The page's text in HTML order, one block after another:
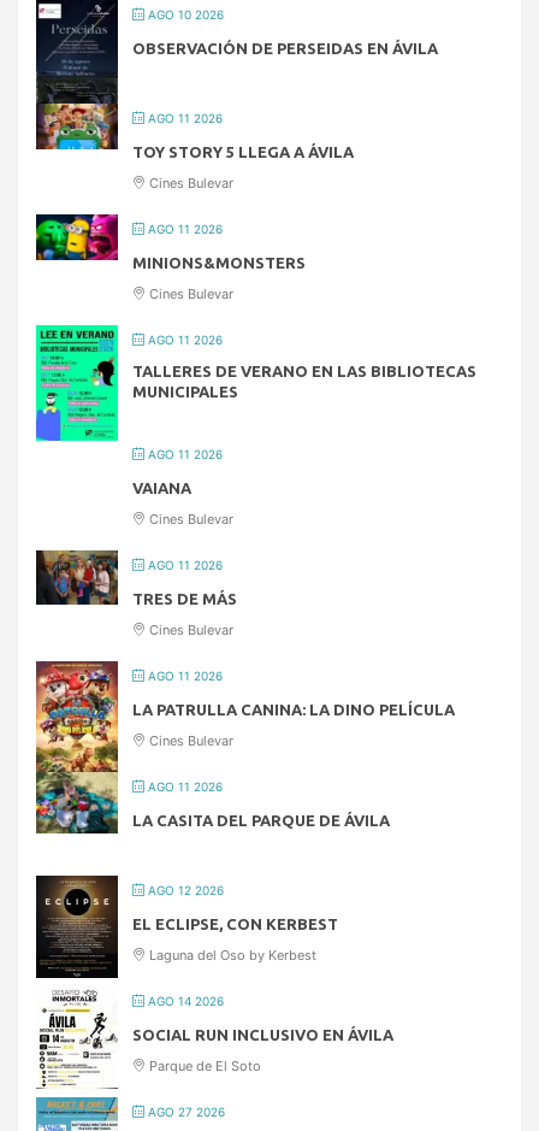
AGO 10 2026
OBSERVACIÓN DE PERSEIDAS EN ÁVILA
AGO 11 2026
TOY STORY 5 LLEGA A ÁVILA
Cines Bulevar
AGO 11 2026
MINIONS&MONSTERS
Cines Bulevar
AGO 11 2026
TALLERES DE VERANO EN LAS BIBLIOTECAS
MUNICIPALES
AGO 11 2026
VAIANA
Cines Bulevar
AGO 11 2026
TRES DE MÁS
Cines Bulevar
AGO 11 2026
LA PATRULLA CANINA: LA DINO PELÍCULA
Cines Bulevar
AGO 11 2026
LA CASITA DEL PARQUE DE ÁVILA
AGO 12 2026
EL ECLIPSE, CON KERBEST
Laguna del Oso by Kerbest
AGO 14 2026
SOCIAL RUN INCLUSIVO EN ÁVILA
Parque de El Soto
AGO 27 2026